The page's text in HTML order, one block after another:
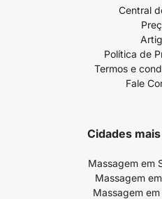
Central
Política de
Termos e
Fale
Cidades
Massagem em
Massagem
Massagem